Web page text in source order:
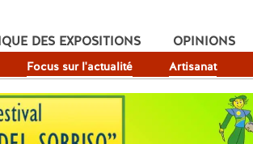
Focus sur l'actualité Artisanat
DES EXPOSITIONS OPINIONS